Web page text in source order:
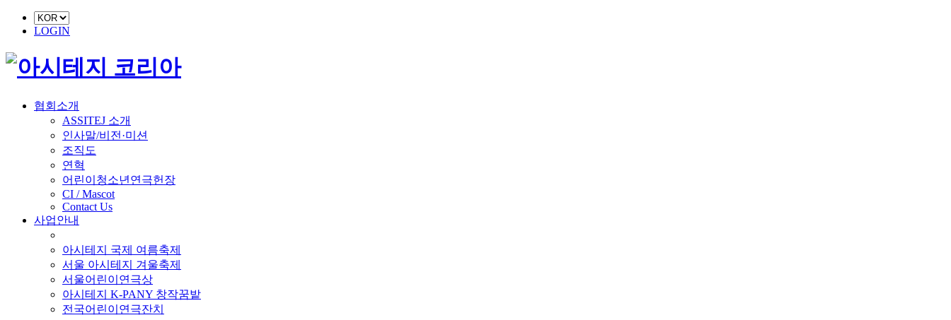
LOGIN
협회소개
ASSITEJ 소개
인사말/비전·미션
조직도
연혁
어린이청소년연극헌장
CI / Mascot
Contact Us
사업안내
아시테지 국제 여름축제
서울 아시테지 겨울축제
서울어린이연극상
아시테지 K-PANY 창작꿈밭
전국어린이연극잔치